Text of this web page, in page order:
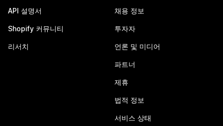
API 설명서
Shopify 커뮤니티
리서치
채용 정보
투자자
언론 및 미디어
파트너
제휴
법적 정보
서비스 상태